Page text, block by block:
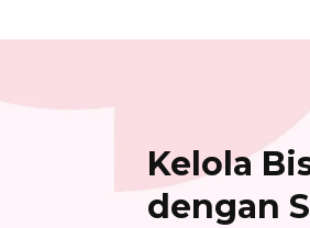
Kelola
dengan